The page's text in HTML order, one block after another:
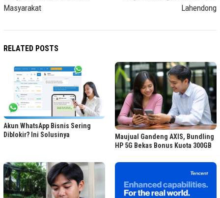
Masyarakat
Lahendong
RELATED POSTS
Akun WhatsApp Bisnis Sering
Diblokir? Ini Solusinya
Maujual Gandeng AXIS, Bundling
HP 5G Bekas Bonus Kuota 300GB